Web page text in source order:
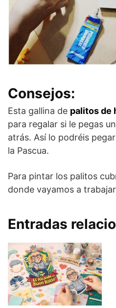
Consejos:
Esta gallina de palitos de
para regalar si le pegas
atrás. Así lo podréis
la Pascua.
Para pintar los palitos
donde vayamos a
Entradas